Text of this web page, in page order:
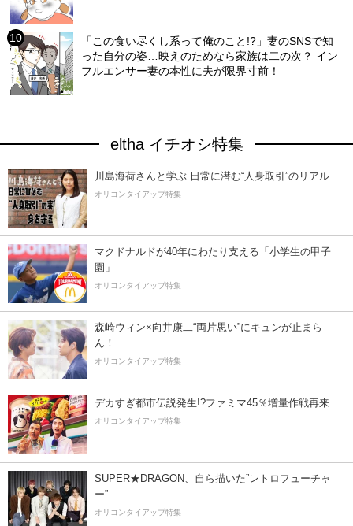
「この食い尽くし系って俺のこと!?」妻のSNSで知
った自分の姿…映えのためなら家族は二の次？ イン
フルエンサー妻の本性に夫が限界寸前！
eltha イチオシ特集
川島海荷さんと学ぶ 日常に潜む“人身取引”のリアル
オリコンタイアップ特集
マクドナルドが40年にわたり支える「小学生の甲子
園」
オリコンタイアップ特集
森崎ウィン×向井康二“両片思い”にキュンが止まら
ん！
オリコンタイアップ特集
デカすぎ都市伝説発生!?ファミマ45％増量作戦再来
オリコンタイアップ特集
SUPER★DRAGON、自ら描いた”レトロフューチャ
ー”
オリコンタイアップ特集